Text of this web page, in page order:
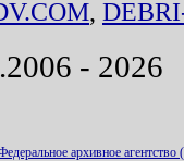
,
- 2026